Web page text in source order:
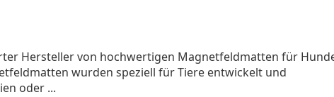
Hersteller von hochwertigen Magnetfeldmatten für
wurden speziell für Tiere entwickelt und
oder ...